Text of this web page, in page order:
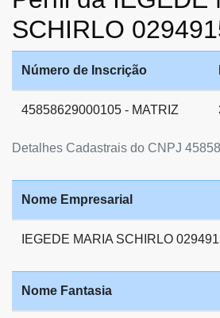
SCHIRLO
Detalhes Cadastrais do CNPJ
Número de Inscrição
45858629000105 - MATRIZ
Nome Empresarial
IEGEDE MARIA SCHIRLO
Nome Fantasia